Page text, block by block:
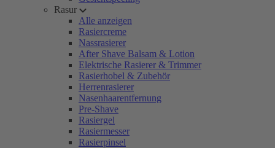
Rasur
Alle anzeigen
Rasiercreme
Nassrasierer
After Shave Balsam & Lotion
Elektrische Rasierer & Trimmer
Rasierhobel & Zubehör
Herrenrasierer
Nasenhaarentfernung
Pre-Shave
Rasiergel
Rasiermesser
Rasierpinsel